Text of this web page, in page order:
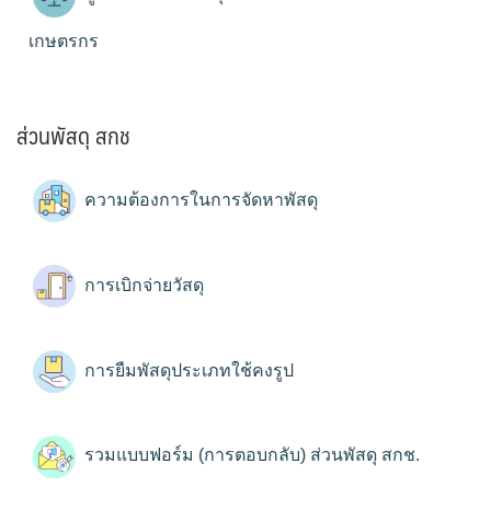
เกษตรกร
ส่วนพัสดุ สกช
ความต้องการในการจัดหาพัสดุ
การเบิกจ่ายวัสดุ
การยืมพัสดุประเภทใช้คงรูป
รวมแบบฟอร์ม (การตอบกลับ) ส่วนพัสดุ สกช.